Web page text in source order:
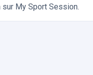
My Sport Session.